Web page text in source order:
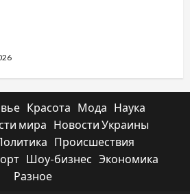
Красота Мода
Наука
мира
Новости Украины
Происшествия
Шоу-бизнес Экономика
Разное